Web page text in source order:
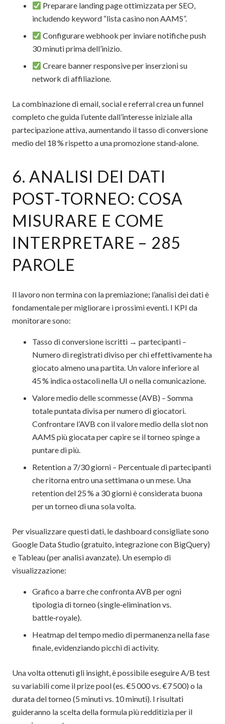
Preparare landing page ottimizzata per SEO,
includendo keyword “lista casino non AAMS”.
Configurare webhook per inviare notifiche push
30 minuti prima dell’inizio.
Creare banner responsive per inserzioni su
network di affiliazione.
La combinazione di email, social e referral crea un funnel
completo che guida l’utente dall’interesse iniziale alla
partecipazione attiva, aumentando il tasso di conversione
medio del 18 % rispetto a una promozione stand‑alone.
6. ANALISI DEI DATI
POST‑TORNEO: COSA
MISURARE E COME
INTERPRETARE – 285
PAROLE
Il lavoro non termina con la premiazione; l’analisi dei dati è
fondamentale per migliorare i prossimi eventi. I KPI da
monitorare sono:
Tasso di conversione iscritti → partecipanti –
Numero di registrati diviso per chi effettivamente ha
giocato almeno una partita. Un valore inferiore al
45 % indica ostacoli nella UI o nella comunicazione.
Valore medio delle scommesse (AVB) – Somma
totale puntata divisa per numero di giocatori.
Confrontare l’AVB con il valore medio della slot non
AAMS più giocata per capire se il torneo spinge a
puntare di più.
Retention a 7/30 giorni – Percentuale di partecipanti
che ritorna entro una settimana o un mese. Una
retention del 25 % a 30 giorni è considerata buona
per un torneo di una sola volta.
Per visualizzare questi dati, le dashboard consigliate sono
Google Data Studio (gratuito, integrazione con BigQuery)
e Tableau (per analisi avanzate). Un esempio di
visualizzazione:
Grafico a barre che confronta AVB per ogni
tipologia di torneo (single‑elimination vs.
battle‑royale).
Heatmap del tempo medio di permanenza nella fase
finale, evidenziando picchi di activity.
Una volta ottenuti gli insight, è possibile eseguire A/B test
su variabili come il prize pool (es. €5 000 vs. €7 500) o la
durata del torneo (5 minuti vs. 10 minuti). I risultati
guideranno la scelta della formula più redditizia per il